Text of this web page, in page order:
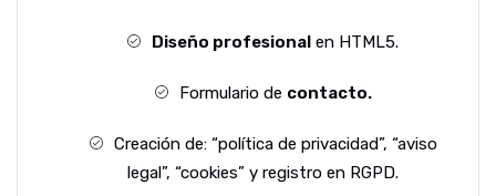
Diseño profesional en HTML5.
Formulario de contacto.
Creación de: “política de privacidad”, “aviso
legal”, “cookies” y registro en RGPD.